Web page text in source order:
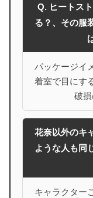
Q. ヒートス
る？、その服
パッケージイ
着室で目にす
破損
花奈以外のキ
ような人も同
キャラクター